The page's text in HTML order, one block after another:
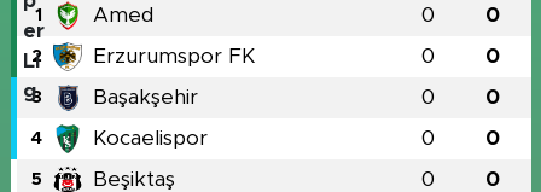
1 Amed 0 0
2 Erzurumspor FK 0 0
3 Başakşehir 0 0
4 Kocaelispor 0 0
5 Beşiktaş 0 0